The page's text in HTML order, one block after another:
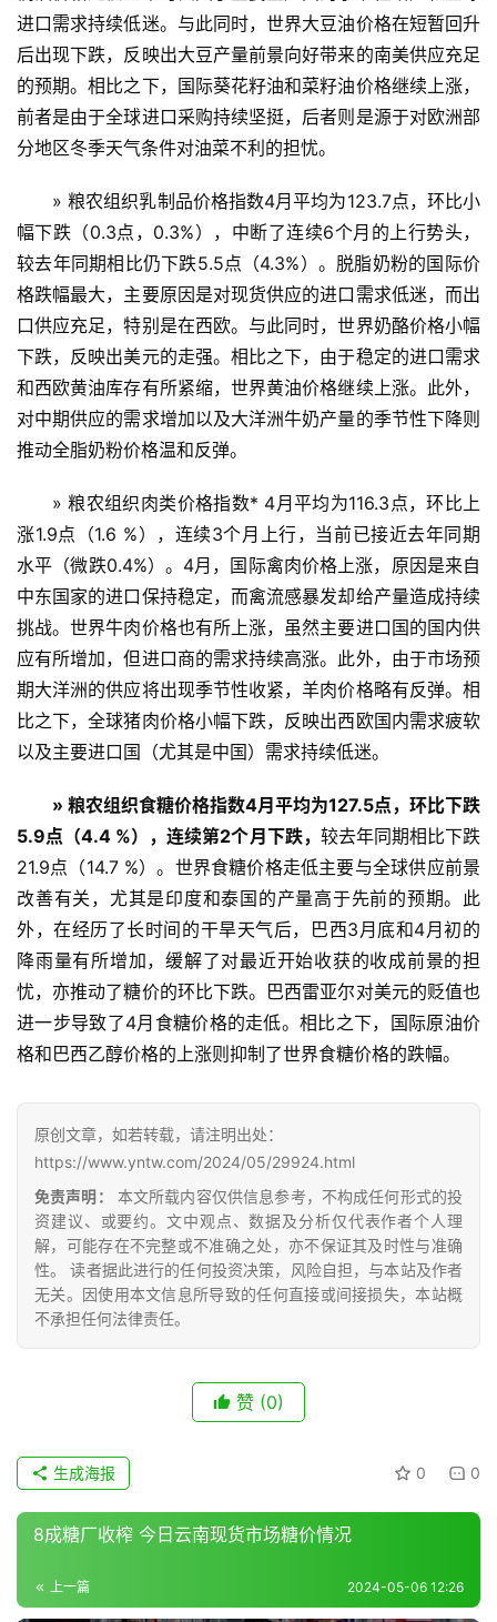
首
页
云
糖
网
号
现
货
报
价
地
区
频
道
业
链
产
销
储
运
进口需求持续低迷。与此同时，世界大豆油价格在短暂回升
后出现下跌，反映出大豆产量前景向好带来的南美供应充足
的预期。相比之下，国际葵花籽油和菜籽油价格继续上涨，
前者是由于全球进口采购持续坚挺，后者则是源于对欧洲部
分地区冬季天气条件对油菜不利的担忧。
» 粮农组织乳制品价格指数4月平均为123.7点，环比小
幅下跌（0.3点，0.3%），中断了连续6个月的上行势头，
较去年同期相比仍下跌5.5点（4.3%）。脱脂奶粉的国际价
格跌幅最大，主要原因是对现货供应的进口需求低迷，而出
口供应充足，特别是在西欧。与此同时，世界奶酪价格小幅
下跌，反映出美元的走强。相比之下，由于稳定的进口需求
和西欧黄油库存有所紧缩，世界黄油价格继续上涨。此外，
对中期供应的需求增加以及大洋洲牛奶产量的季节性下降则
推动全脂奶粉价格温和反弹。
» 粮农组织肉类价格指数* 4月平均为116.3点，环比上
涨1.9点（1.6 %），连续3个月上行，当前已接近去年同期
水平（微跌0.4%）。4月，国际禽肉价格上涨，原因是来自
中东国家的进口保持稳定，而禽流感暴发却给产量造成持续
挑战。世界牛肉价格也有所上涨，虽然主要进口国的国内供
应有所增加，但进口商的需求持续高涨。此外，由于市场预
期大洋洲的供应将出现季节性收紧，羊肉价格略有反弹。相
比之下，全球猪肉价格小幅下跌，反映出西欧国内需求疲软
以及主要进口国（尤其是中国）需求持续低迷。
» 粮农组织食糖价格指数4月平均为127.5点，环比下跌
5.9点（4.4 %），连续第2个月下跌， 较去年同期相比下跌
21.9点（14.7 %）。世界食糖价格走低主要与全球供应前景
改善有关，尤其是印度和泰国的产量高于先前的预期。此
外，在经历了长时间的干旱天气后，巴西3月底和4月初的
降雨量有所增加，缓解了对最近开始收获的收成前景的担
忧，亦推动了糖价的环比下跌。巴西雷亚尔对美元的贬值也
进一步导致了4月食糖价格的走低。相比之下，国际原油价
格和巴西乙醇价格的上涨则抑制了世界食糖价格的跌幅。
原创文章，如若转载，请注明出处：
https://www.yntw.com/2024/05/29924.html
免责声明：
本文所载内容仅供信息参考，不构成任何形式的投
资建议、或要约。文中观点、数据及分析仅代表作者个人理
解，可能存在不完整或不准确之处，亦不保证其及时性与准确
性。 读者据此进行的任何投资决策，风险自担，与本站及作者
无关。因使用本文信息所导致的任何直接或间接损失，本站概
不承担任何法律责任。
赞 (0)
0 0
生成海报
8成糖厂收榨 今日云南现货市场糖价情况
上一篇 2024-05-06 12:26